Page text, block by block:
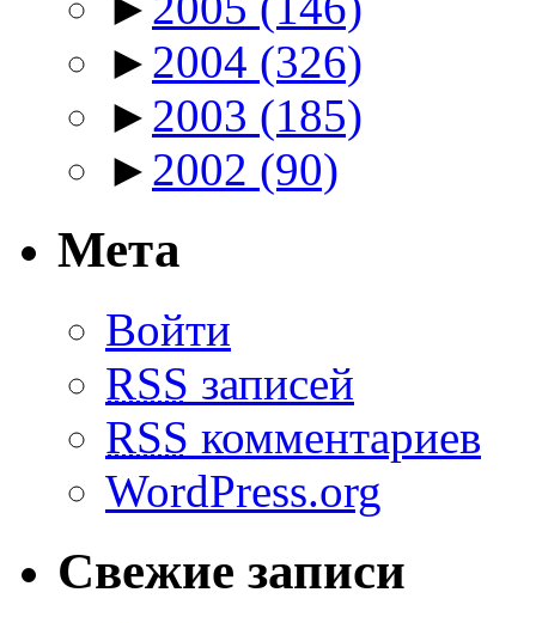
► 2004 (326)
► 2003 (185)
► 2002 (90)
Мета
Войти
RSS записей
RSS комментариев
WordPress.org
Свежие записи